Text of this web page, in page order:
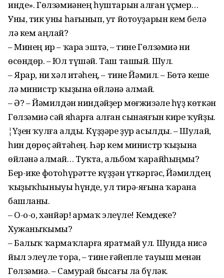
инде». Гөлзәмиәнең һуштарын алған үҫмер…
Уны, тик уны һағынып, ут йотоуҙарын кем белә
лә кем аңлай?
– Минең ир – ҡара эштә, – тине Гөлзәмиә ни
өсөндөр. – Юл түшәй. Таш ташый. Шул.
– Ярар, ни хәл итәһең, – тине Йәмил. – Бөтә кеше
лә министр ҡыҙына өйләнә алмай.
– Ә? – Йәмилдән ниндәйҙер мөғжизәле һүҙ көткән
Гөлзәмиә сәй яһарға алған сынаяғын кире ҡуйҙы.
¦Үҙен ҡулға алды. Күҙҙәре ҙур асылды. – Шулай,
һин дөрөҫ әйтәһең. Һәр кем министр ҡыҙына
өйләнә алмай… Туҡта, альбом ҡарайһыңмы?
Бер-ике фотоһүрәтте күҙҙән үткәргәс, Йәмилдең
ҡыҙыҡһыныуы һүнде, ул тирә-яғына ҡарана
башланы.
– О-о-о, хәнйәр! Ҡармаҡ элеүле! Кемдеке?
Хужаныҡымы?
– Балыҡ ҡармаҡларға яратмай ул. Шунда нисә
йыл элеүле тора, – тине ғәйепле тауыш менән
Гөлзәмиә. – Самурай бысағы ла бүләк.